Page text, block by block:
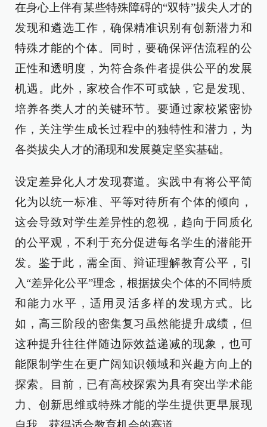
在身心上伴有某些特殊障碍的“双特”拔尖人才的
发现和遴选工作，确保精准识别有创新潜力和
特殊才能的个体。同时，要确保评估流程的公
正性和透明度，为符合条件者提供公平的发展
机遇。此外，家校合作不可或缺，它是发现、
培养各类人才的关键环节。要通过家校紧密协
作，关注学生成长过程中的独特性和潜力，为
各类拔尖人才的涌现和发展奠定坚实基础。
设定差异化人才发现赛道。实践中有将公平简
化为以统一标准、平等对待所有个体的倾向，
这会导致对学生差异性的忽视，趋向于同质化
的公平观，不利于充分促进每名学生的潜能开
发。鉴于此，需全面、辩证理解教育公平，引
入“差异化公平”理念，根据拔尖个体的不同特质
和能力水平，适用灵活多样的发现方式。比
如，高三阶段的密集复习虽然能提升成绩，但
这种提升往往伴随边际效益递减的现象，也可
能限制学生在更广阔知识领域和兴趣方向上的
探索。目前，已有高校探索为具有突出学术能
力、创新思维或特殊才能的学生提供更早展现